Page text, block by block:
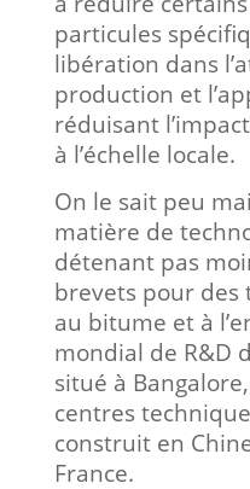
particules
libération dans
production et
réduisant
à l’échelle locale.
On le sait peu
matière de
détenant pas
brevets pour des
au bitume et à
mondial de R&D
situé à
centres
construit en
France.